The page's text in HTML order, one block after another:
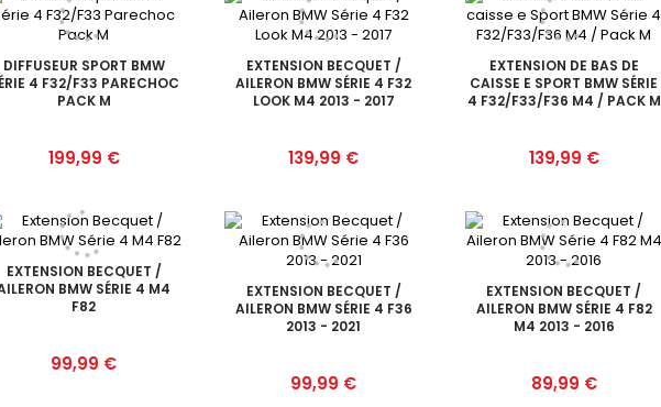
DIFFUSEUR SPORT BMW
4 F32/F33 PARECHOC
PACK M
Prix
199,99 €
EXTENSION BECQUET /
AILERON BMW SÉRIE 4 F32
LOOK M4 2013 - 2017
Prix
139,99 €
EXTENSION DE BAS DE
CAISSE E SPORT BMW SÉRIE
4 F32/F33/F36 M4 / PACK M
Prix
139,99 €
EXTENSION BECQUET /
BMW SÉRIE 4 M4
F82
Prix
99,99 €
EXTENSION BECQUET /
AILERON BMW SÉRIE 4 F36
2013 - 2021
Prix
99,99 €
EXTENSION BECQUET /
AILERON BMW SÉRIE 4 F82
M4 2013 - 2016
Prix
89,99 €